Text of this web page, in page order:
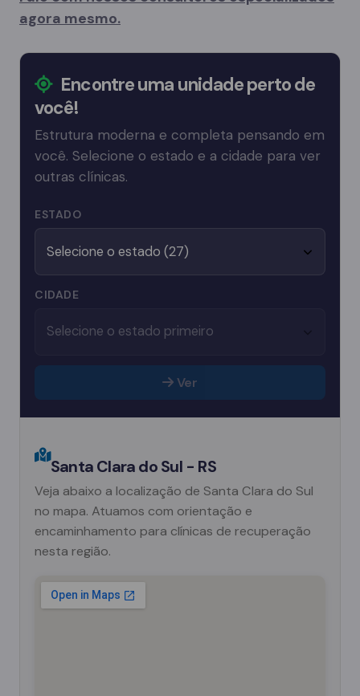
agora mesmo.
Encontre uma unidade perto de
você!
Estrutura moderna e completa pensando em
você. Selecione o estado e a cidade para ver
outras clínicas.
ESTADO
CIDADE
Ver
Santa Clara do Sul - RS
Veja abaixo a localização de Santa Clara do Sul
no mapa. Atuamos com orientação e
encaminhamento para clínicas de recuperação
nesta região.